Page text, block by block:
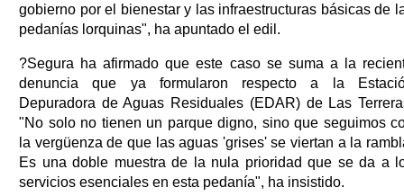
gobierno por el bienestar y las infraestructuras básicas de
pedanías lorquinas", ha apuntado el edil.
?Segura ha afirmado que este caso se suma a la
denuncia que ya formularon respecto a la
Depuradora de Aguas Residuales (EDAR) de Las
"No solo no tienen un parque digno, sino que seguimos
la vergüenza de que las aguas 'grises' se viertan a la
Es una doble muestra de la nula prioridad que se da a
servicios esenciales en esta pedanía", ha insistido.